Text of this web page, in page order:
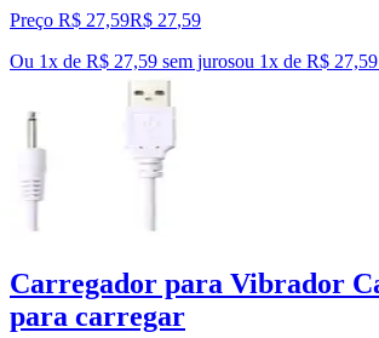
Preço R$ 27,59R$ 27,59
Ou 1x de R$ 27,59 sem jurosou 1x de R$ 27,59
Carregador para Vibrador
para carregar